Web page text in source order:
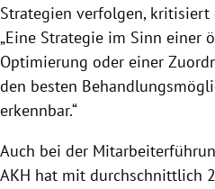
Strategien verfolgen, kritisiert
„Eine Strategie im Sinn einer
Optimierung oder einer
den besten
erkennbar.“
Auch bei der
AKH hat mit durchschnittlich